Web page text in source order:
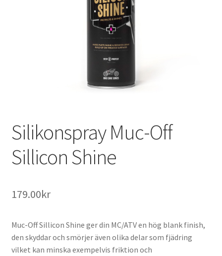
Silikonspray Muc-Off
Sillicon Shine
179.00kr
Muc-Off Sillicon Shine ger din MC/ATV en hög blank finish,
den skyddar och smörjer även olika delar som fjädring
vilket kan minska exempelvis friktion och